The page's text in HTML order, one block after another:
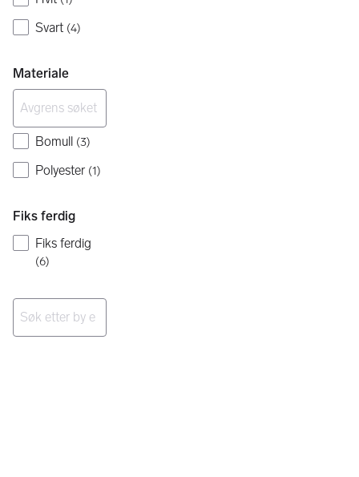
Svart (4)
Materiale
Bomull (3)
Polyester (1)
Fiks ferdig
Fiks ferdig
(6)